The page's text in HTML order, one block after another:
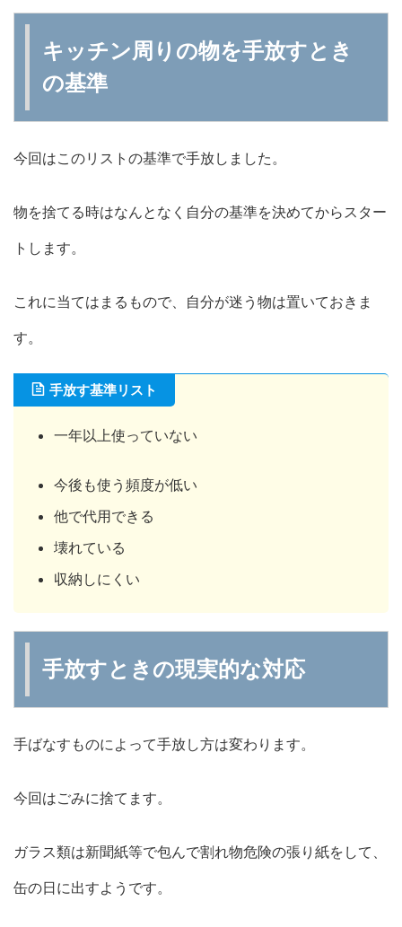
キッチン周りの物を手放すとき
の基準
今回はこのリストの基準で手放しました。
物を捨てる時はなんとなく自分の基準を決めてからスター
トします。
これに当てはまるもので、自分が迷う物は置いておきま
す。
手放す基準リスト
一年以上使っていない
今後も使う頻度が低い
他で代用できる
壊れている
収納しにくい
手放すときの現実的な対応
手ばなすものによって手放し方は変わります。
今回はごみに捨てます。
ガラス類は新聞紙等で包んで割れ物危険の張り紙をして、
缶の日に出すようです。